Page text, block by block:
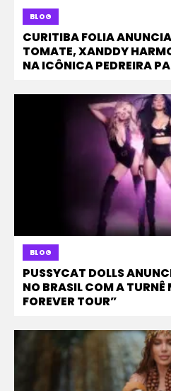
BLOG
CURITIBA FOLIA
TOMATE, XANDDY
NA ICÔNICA PEDREIRA
BLOG
PUSSYCAT DOLLS
NO BRASIL COM A
FOREVER TOUR”